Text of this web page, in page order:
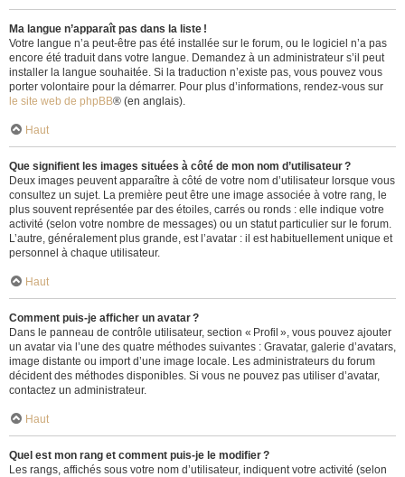
Ma langue n’apparaît pas dans la liste !
Votre langue n’a peut-être pas été installée sur le forum, ou le logiciel n’a pas
encore été traduit dans votre langue. Demandez à un administrateur s’il peut
installer la langue souhaitée. Si la traduction n’existe pas, vous pouvez vous
porter volontaire pour la démarrer. Pour plus d’informations, rendez-vous sur
le site web de phpBB® (en anglais).
Haut
Que signifient les images situées à côté de mon nom d’utilisateur ?
Deux images peuvent apparaître à côté de votre nom d’utilisateur lorsque vous
consultez un sujet. La première peut être une image associée à votre rang, le
plus souvent représentée par des étoiles, carrés ou ronds : elle indique votre
activité (selon votre nombre de messages) ou un statut particulier sur le forum.
L’autre, généralement plus grande, est l’avatar : il est habituellement unique et
personnel à chaque utilisateur.
Haut
Comment puis-je afficher un avatar ?
Dans le panneau de contrôle utilisateur, section « Profil », vous pouvez ajouter
un avatar via l’une des quatre méthodes suivantes : Gravatar, galerie d’avatars,
image distante ou import d’une image locale. Les administrateurs du forum
décident des méthodes disponibles. Si vous ne pouvez pas utiliser d’avatar,
contactez un administrateur.
Haut
Quel est mon rang et comment puis-je le modifier ?
Les rangs, affichés sous votre nom d’utilisateur, indiquent votre activité (selon